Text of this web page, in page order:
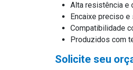
Alta resistência e
Encaixe preciso e
Compatibilidade
Produzidos com
Solicite seu